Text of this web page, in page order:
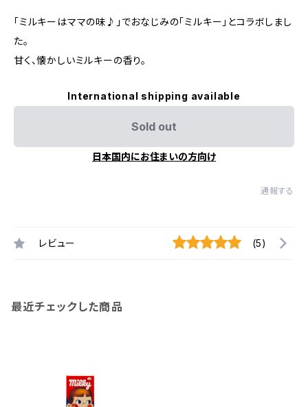
「ミルキーはママの味♪」でおなじみの「ミルキー」とコラボしまし
た。
甘く、懐かしいミルキーの香り。
International shipping available
Sold out
日本国内にお住まいの方向け
通報する
レビュー (5)
最近チェックした商品